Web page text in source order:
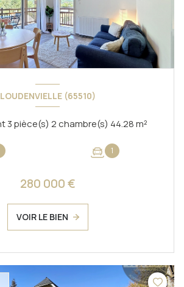
LOUDENVIELLE (65510)
Appartement 3 pièce(s) 2 chambre(s) 44.28 m²
1
280 000 €
VOIR LE BIEN